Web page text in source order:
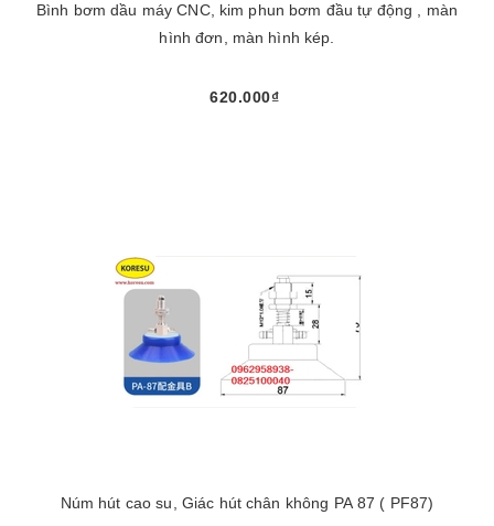
Bình bơm dầu máy CNC, kim phun bơm đầu tự động , màn
hình đơn, màn hình kép.
620.000₫
Núm hút cao su, Giác hút chân không PA 87 ( PF87)